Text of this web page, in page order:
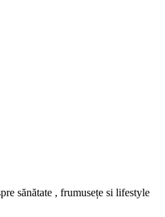
sănătate , frumusețe si lifestyle